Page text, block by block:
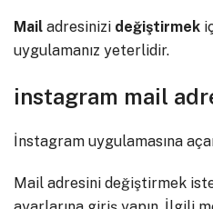
Mail adresinizi değiştirmek
uygulamanız yeterlidir.
instagram mail
İnstagram uygulamasına
Mail adresini değiştirmek